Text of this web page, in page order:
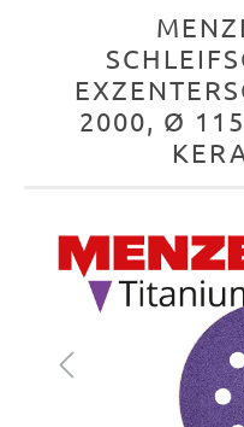
2000, Ø
Bildergalerie